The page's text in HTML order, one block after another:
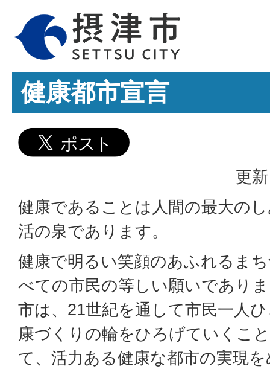
健康都市宣言
更
健康であることは人間の最大の
活の泉であります。
健康で明るい笑顔のあふれるま
べての市民の等しい願いであり
市は、21世紀を通して市民一人
康づくりの輪をひろげていくこ
て、活力ある健康な都市の実現